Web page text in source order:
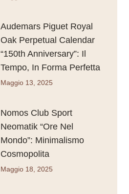
Audemars Piguet Royal
Oak Perpetual Calendar
“150th Anniversary”: Il
Tempo, In Forma Perfetta
Maggio 13, 2025
Nomos Club Sport
Neomatik “Ore Nel
Mondo”: Minimalismo
Cosmopolita
Maggio 18, 2025